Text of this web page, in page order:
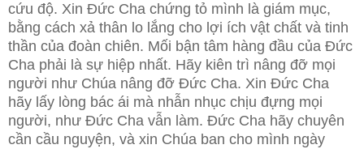
cứu độ. Xin Đức Cha chứng tỏ mình là giám mục,
bằng cách xả thân lo lắng cho lợi ích vật chất và tinh
thần của đoàn chiên. Mối bận tâm hàng đầu của Đức
Cha phải là sự hiệp nhất. Hãy kiên trì nâng đỡ mọi
người như Chúa nâng đỡ Đức Cha. Xin Đức Cha
hãy lấy lòng bác ái mà nhẫn nhục chịu đựng mọi
người, như Đức Cha vẫn làm. Đức Cha hãy chuyên
cần cầu nguyện, và xin Chúa ban cho mình ngày